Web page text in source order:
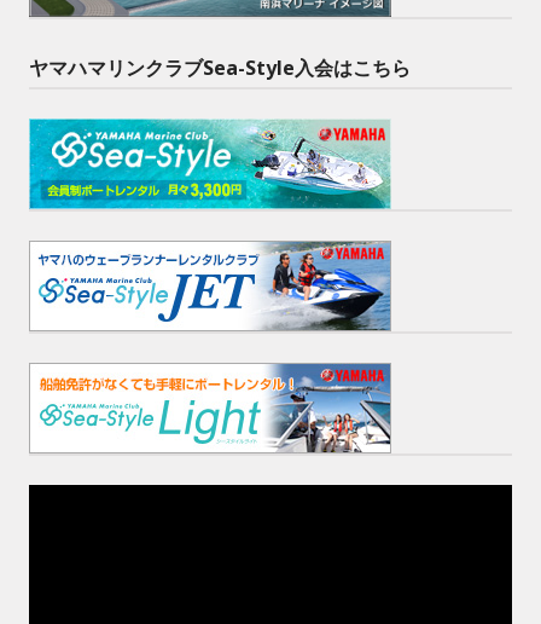
ヤマハマリンクラブSea-Style入会はこちら